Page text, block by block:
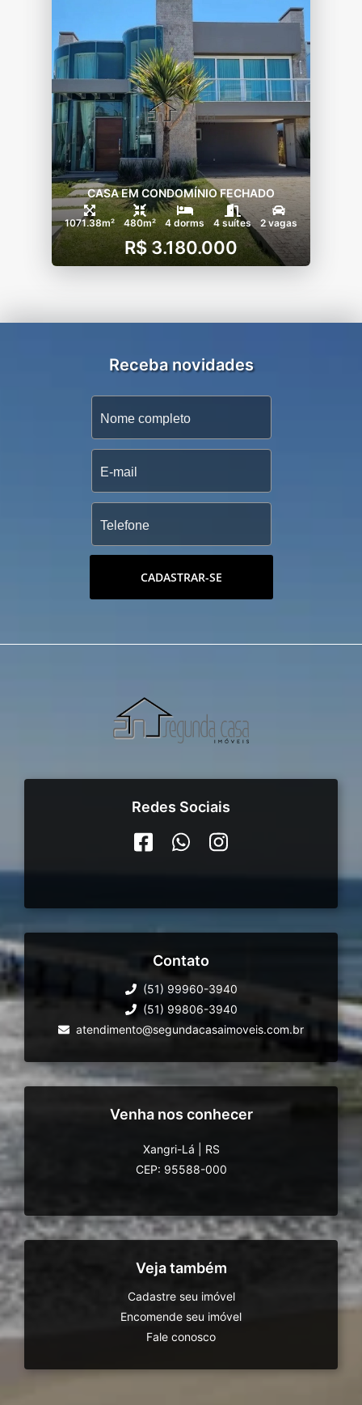
CASA EM CONDOMÍNIO FECHADO
1071.38m² 480m² 4 dorms 4 suítes 2 vagas
R$ 3.180.000
Receba novidades
CADASTRAR-SE
Redes Sociais
Contato
(51) 99960-3940
(51) 99806-3940
atendimento@segundacasaimoveis.com.br
Venha nos conhecer
Xangri-Lá
RS
CEP: 95588-000
Veja também
Cadastre seu imóvel
Encomende seu imóvel
Fale conosco